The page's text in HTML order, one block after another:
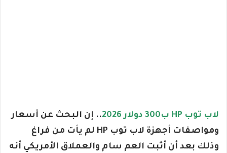
لاب توب HP ب300 دولار 2026 .. إن البحث عن أسعار
ومواصفات أجهزة لاب توب HP لم يأت من فراغ
وذلك بعد أن أثبت العم سام والعملاق الأمريكي أنه